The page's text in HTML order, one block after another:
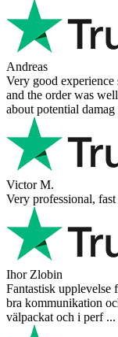
Andreas
Very good
and the order was
about potential damag
Victor M.
Very professional,
Ihor Zlobin
Fantastisk upplevelse
bra kommunikation
välpackat och i perf ...